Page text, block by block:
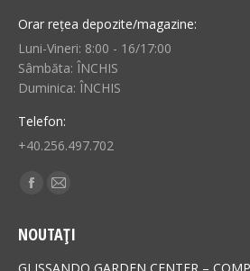
Orar rețea depozite/magazine:
Luni-Vineri: 8:00 - 16/17:00
Sâmbăta: ÎNCHIS
Duminica: ÎNCHIS
Telefon:
+40.256.497.702
Find us on:
Facebook
opens
in
Mail
opens
in
NOUTAȚI